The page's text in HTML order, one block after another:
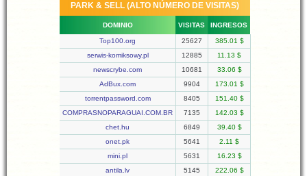
PARK & SELL (ALTO NÚMERO DE VISITAS)
DOMINIO VISITAS INGRESOS
Top100.org 25627
385.01 $
serwis-komiksowy.pl
12885
11.13 $
newscrybe.com
10681
33.06 $
AdBux.com
9904
173.01 $
torrentpassword.com
8405
151.40 $
COMPRASNOPARAGUAI.COM.BR
7135
142.03 $
chet.hu
6849
39.40 $
onet.pk
5641
2.11 $
mini.pl
5631
16.23 $
antila.lv
5145
222.06 $